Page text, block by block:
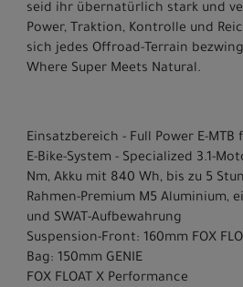
seid ihr übernatürlich stark und
Power, Traktion, Kontrolle und
sich jedes Offroad-Terrain
Where Super Meets Natural.
Einsatzbereich - Full Power E-MTB
E-Bike-System - Specialized 3.1-
Nm, Akku mit 840 Wh, bis zu 5
Rahmen-Premium M5 Aluminium,
und SWAT-Aufbewahrung
Suspension-Front: 160mm FOX
Bag: 150mm GENIE
FOX FLOAT X Performance